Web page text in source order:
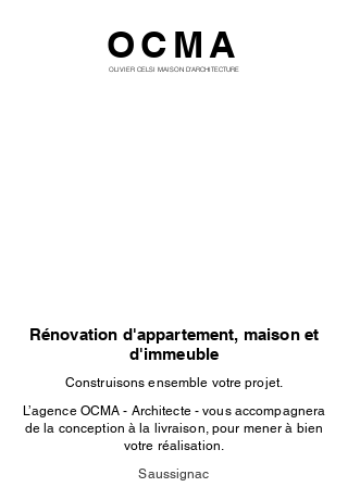
OCMA
OLIVIER CELSI MAISON D'ARCHITECTURE
Rénovation d'appartement, maison et
d'immeuble
Construisons ensemble votre projet.
L’agence OCMA - Architecte - vous accompagnera
de la conception à la livraison, pour mener à bien
votre réalisation.
Saussignac